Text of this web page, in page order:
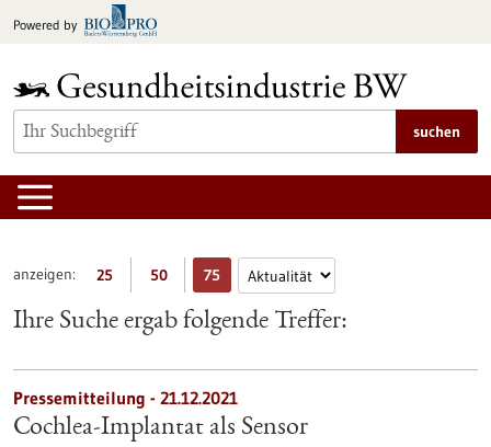
Inhalt
Powered by
suchen
anzeigen: 25 50 75
Ihre Suche ergab folgende Treffer:
Pressemitteilung - 21.12.2021
Cochlea-Implantat als Sensor